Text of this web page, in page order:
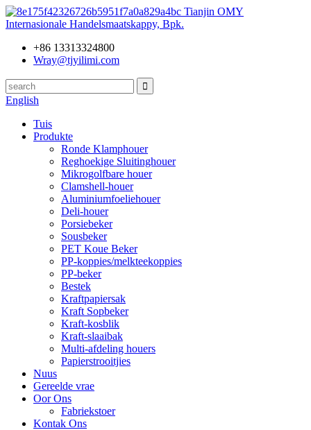
Tianjin OMY
Internasionale Handelsmaatskappy, Bpk.
+86 13313324800
Wray@tjyilimi.com
English
Tuis
Produkte
Ronde Klamphouer
Reghoekige Sluitinghouer
Mikrogolfbare houer
Clamshell-houer
Aluminiumfoeliehouer
Deli-houer
Porsiebeker
Sousbeker
PET Koue Beker
PP-koppies/melkteekoppies
PP-beker
Bestek
Kraftpapiersak
Kraft Sopbeker
Kraft-kosblik
Kraft-slaaibak
Multi-afdeling houers
Papierstrooitjies
Nuus
Gereelde vrae
Oor Ons
Fabriekstoer
Kontak Ons